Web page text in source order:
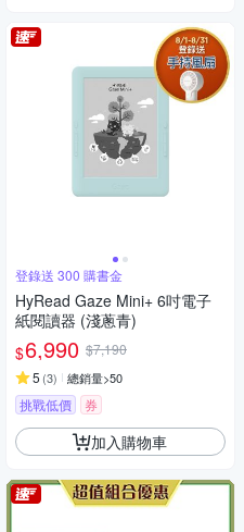
登錄送 300 購書金
HyRead Gaze Mini+ 6吋電子
紙閱讀器 (淺蔥青)
$6,990 $7,190
5 (3) 總銷量>50
挑戰低價 券
加入購物車